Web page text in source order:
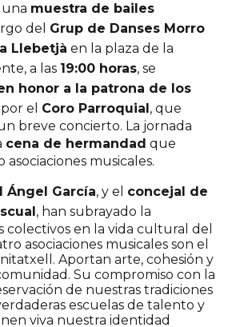
muestra de bailes
del Grup de Danses Morro
Llebetjà en la plaza de la
a las 19:00 horas, se
honor a la patrona de los
el Coro Parroquial , que
breve concierto. La jornada
cena de hermandad que
musicales.
Ángel García, y el concejal de
, han subrayado la
colectivos en la vida cultural del
asociaciones musicales son el
Aportan arte, cohesión y
Su compromiso con la
de nuestras tradiciones
escuelas de talento y
viva nuestra identidad